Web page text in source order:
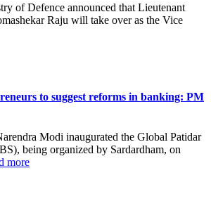
of Defence announced that Lieutenant
Raju will take over as the Vice
to suggest reforms in banking: PM
Modi inaugurated the Global Patidar
being organized by Sardardham, on
more